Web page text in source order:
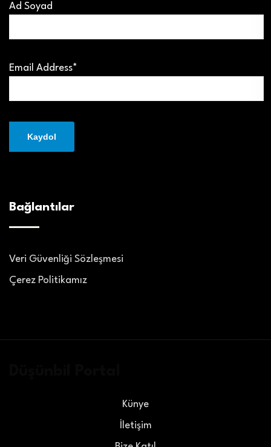
Ad Soyad
Email Address*
Bağlantılar
Veri Güvenliği Sözleşmesi
Çerez Politikamız
Künye
İletişim